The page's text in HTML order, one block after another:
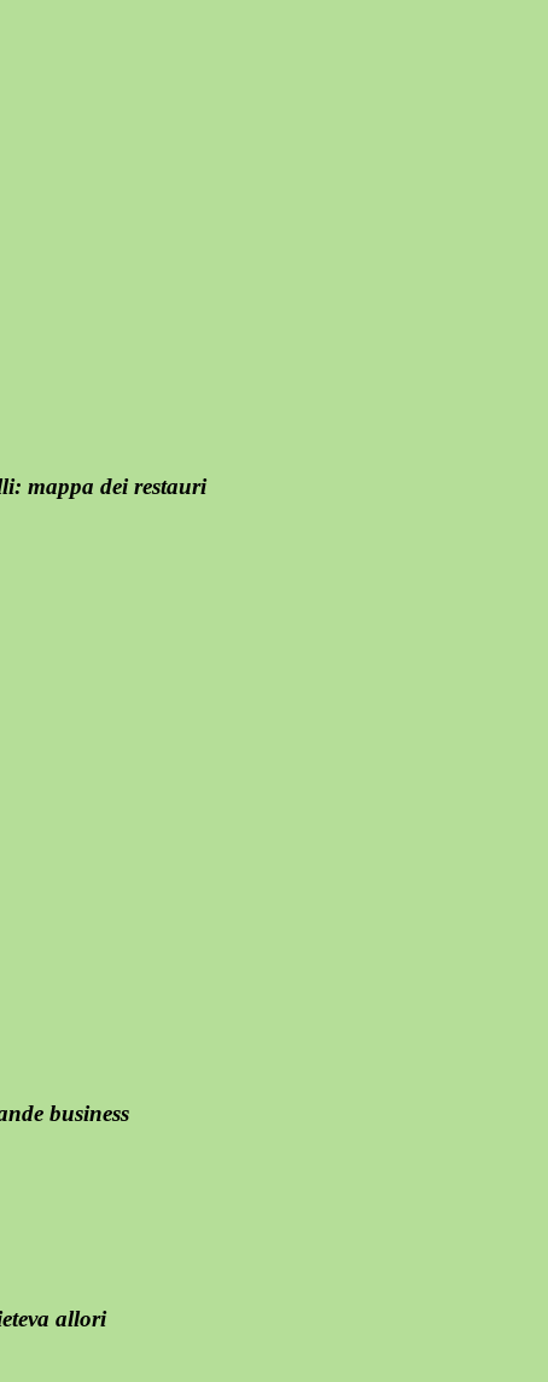
mappa dei restauri
business
allori